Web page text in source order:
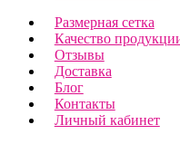
Размерная сетка
Качество
Отзывы
Доставка
Блог
Контакты
Личный кабинет